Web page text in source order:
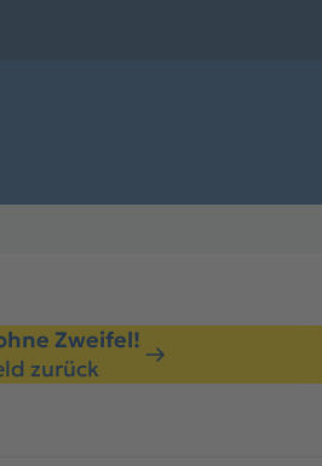
Zweifel!
zurück